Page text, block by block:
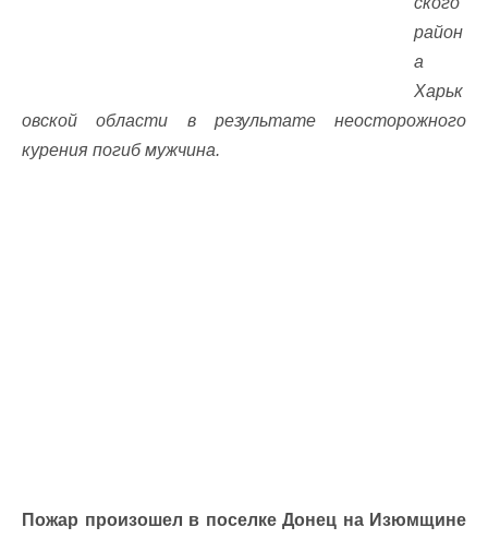
район
а
Харьк
овской области в результате неосторожного
курения погиб мужчина.
Пожар произошел в поселке Донец на Изюмщине